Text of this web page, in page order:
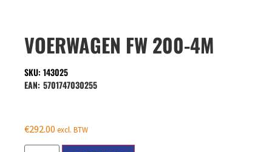
VOERWAGEN FW 200-4M
SKU: 143025
EAN: 5701747030255
€292.00 excl. BTW